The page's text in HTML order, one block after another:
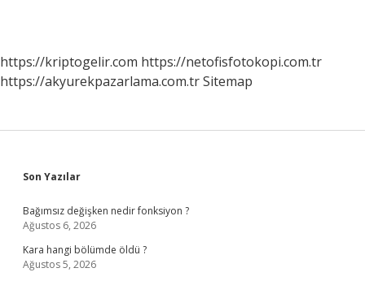
https://kriptogelir.com https://netofisfotokopi.com.tr
https://akyurekpazarlama.com.trSitemap
Sidebar
Son Yazılar
Bağımsız değişken nedir fonksiyon ?
Ağustos 6, 2026
Kara hangi bölümde öldü ?
Ağustos 5, 2026